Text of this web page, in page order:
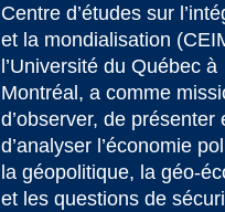
Centre d’études sur
et la mondialisation
l’Université du Québec à
Montréal, a comme
d’observer, de présenter
d’analyser l’économie
la géopolitique, la géo-
et les questions de